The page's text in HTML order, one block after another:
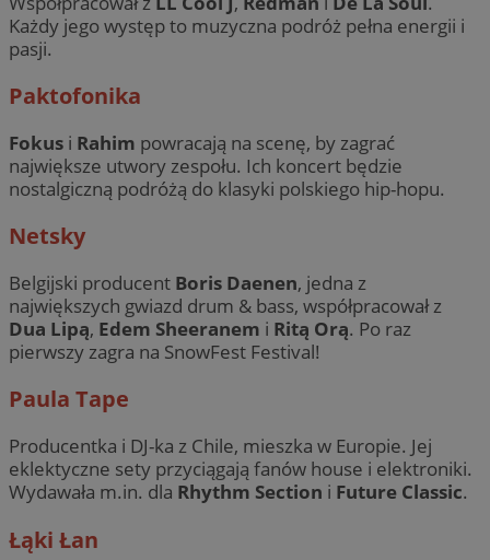
Każdy jego występ to muzyczna podróż pełna energii i
pasji.
Paktofonika
Fokus i Rahim powracają na scenę, by zagrać
największe utwory zespołu. Ich koncert będzie
nostalgiczną podróżą do klasyki polskiego hip-hopu.
Netsky
Belgijski producent Boris Daenen, jedna z
największych gwiazd drum & bass, współpracował z
Dua Lipą, Edem Sheeranem i Ritą Orą. Po raz
pierwszy zagra na SnowFest Festival!
Paula Tape
Producentka i DJ-ka z Chile, mieszka w Europie. Jej
eklektyczne sety przyciągają fanów house i elektroniki.
Wydawała m.in. dla Rhythm Section i Future Classic.
Łąki Łan